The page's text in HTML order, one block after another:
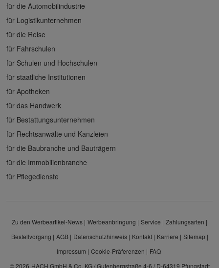
für die Automobilindustrie
für Logistikunternehmen
für die Reise
für Fahrschulen
für Schulen und Hochschulen
für staatliche Institutionen
für Apotheken
für das Handwerk
für Bestattungsunternehmen
für Rechtsanwälte und Kanzleien
für die Baubranche und Bauträgern
für die Immobilienbranche
für Pflegedienste
Zu den Werbeartikel-News Werbeanbringung Service
Zahlungsarten
Bestellvorgang
AGB Datenschutzhinweis Kontakt Karriere
Sitemap
Impressum
Cookie-Präferenzen
FAQ
© 2026 HACH GmbH & Co. KG / Gutenbergstraße 4-6 / D-64319 Pfungstadt